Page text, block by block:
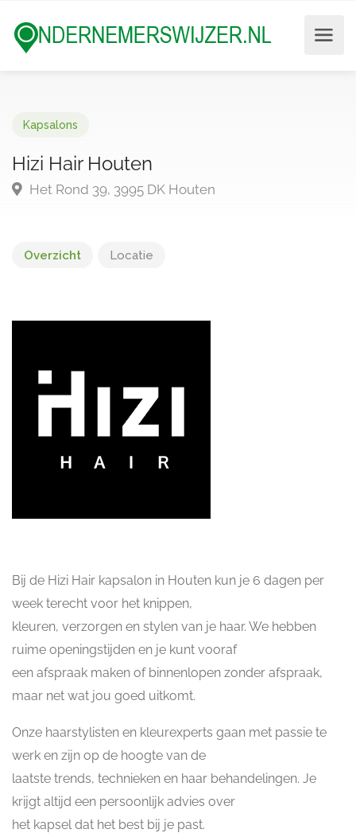
Kapsalons
Hizi Hair Houten
Het Rond 39, 3995 DK Houten
Overzicht Locatie
Bij de Hizi Hair kapsalon in Houten kun je 6 dagen per
week terecht voor het knippen,
kleuren, verzorgen en stylen van je haar. We hebben
ruime openingstijden en je kunt vooraf
een afspraak maken of binnenlopen zonder afspraak,
maar net wat jou goed uitkomt.
Onze haarstylisten en kleurexperts gaan met passie te
werk en zijn op de hoogte van de
laatste trends, technieken en haar behandelingen. Je
krijgt altijd een persoonlijk advies over
het kapsel dat het best bij je past.